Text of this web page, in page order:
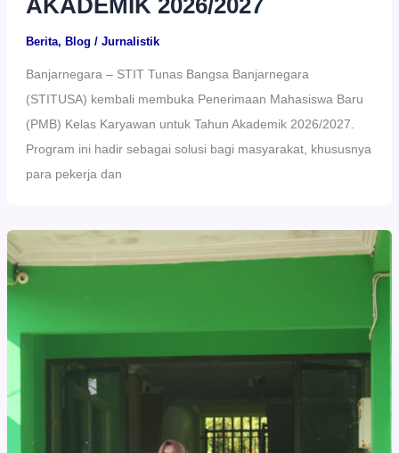
Berita, Blog / Jurnalistik
Banjarnegara – STIT Tunas Bangsa Banjarnegara
(STITUSA) kembali membuka Penerimaan Mahasiswa Baru
(PMB) Kelas Karyawan untuk Tahun Akademik 2026/2027.
Program ini hadir sebagai solusi bagi masyarakat, khususnya
para pekerja dan